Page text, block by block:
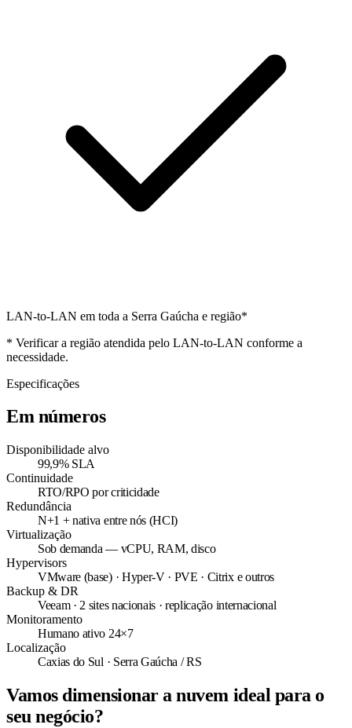
LAN-to-LAN em toda a Serra Gaúcha e região*
* Verificar a região atendida pelo LAN-to-LAN conforme a
necessidade.
Especificações
Em números
Disponibilidade alvo
99,9% SLA
Continuidade
RTO/RPO por criticidade
Redundância
N+1 + nativa entre nós (HCI)
Virtualização
Sob demanda — vCPU, RAM, disco
Hypervisors
VMware (base) · Hyper-V · PVE · Citrix e outros
Backup & DR
Veeam · 2 sites nacionais · replicação internacional
Monitoramento
Humano ativo 24×7
Localização
Caxias do Sul · Serra Gaúcha / RS
Vamos dimensionar a nuvem ideal para o
seu negócio?